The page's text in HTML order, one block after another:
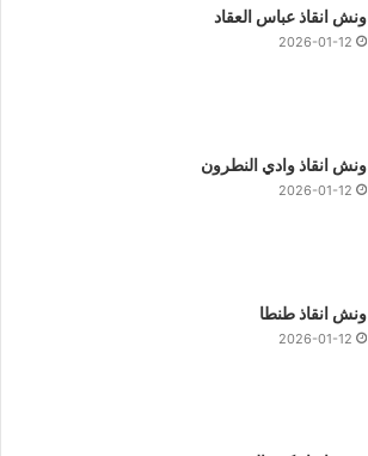
ونش انقاذ عباس العقاد
2026-01-12
ونش انقاذ وادي النطرون
2026-01-12
ونش انقاذ طنطا
2026-01-12